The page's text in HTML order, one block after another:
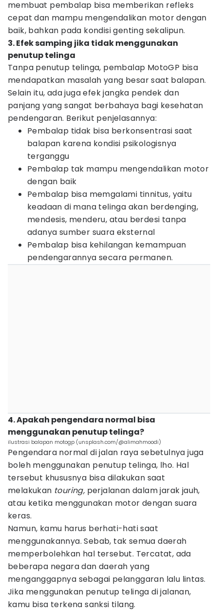
membuat pembalap bisa memberikan refleks
cepat dan mampu mengendalikan motor dengan
baik, bahkan pada kondisi genting sekalipun.
3. Efek samping jika tidak menggunakan
penutup telinga
Tanpa penutup telinga, pembalap MotoGP bisa
mendapatkan masalah yang besar saat balapan.
Selain itu, ada juga efek jangka pendek dan
panjang yang sangat berbahaya bagi kesehatan
pendengaran. Berikut penjelasannya:
Pembalap tidak bisa berkonsentrasi saat
balapan karena kondisi psikologisnya
terganggu
Pembalap tak mampu mengendalikan motor
dengan baik
Pembalap bisa memgalami tinnitus, yaitu
keadaan di mana telinga akan berdenging,
mendesis, menderu, atau berdesi tanpa
adanya sumber suara eksternal
Pembalap bisa kehilangan kemampuan
pendengarannya secara permanen.
4. Apakah pengendara normal bisa
menggunakan penutup telinga?
ilustrasi balapan motogp (unsplash.com/@alimahmoodi)
Pengendara normal di jalan raya sebetulnya juga
boleh menggunakan penutup telinga, lho. Hal
tersebut khususnya bisa dilakukan saat
melakukan touring, perjalanan dalam jarak jauh,
atau ketika menggunakan motor dengan suara
keras.
Namun, kamu harus berhati-hati saat
menggunakannya. Sebab, tak semua daerah
memperbolehkan hal tersebut. Tercatat, ada
beberapa negara dan daerah yang
menganggapnya sebagai pelanggaran lalu lintas.
Jika menggunakan penutup telinga di jalanan,
kamu bisa terkena sanksi tilang.